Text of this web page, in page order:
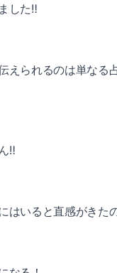
した‼️
えられるのは単なる
‼️
はいると直感がきた